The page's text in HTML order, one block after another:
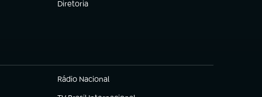
Diretoria
(abre em nova aba)
Rádio Nacional
(abre em nova aba)